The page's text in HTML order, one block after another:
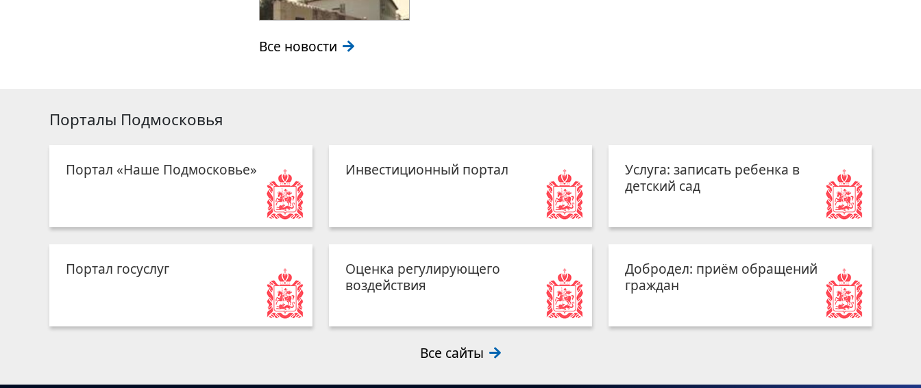
Все новости
Порталы Подмосковья
Портал «Наше Подмосковье» Инвестиционный портал
Услуга: записать ребенка в
детский сад
Портал госуслуг
Оценка регулирующего
воздействия
Добродел: приём обращений
граждан
Все сайты